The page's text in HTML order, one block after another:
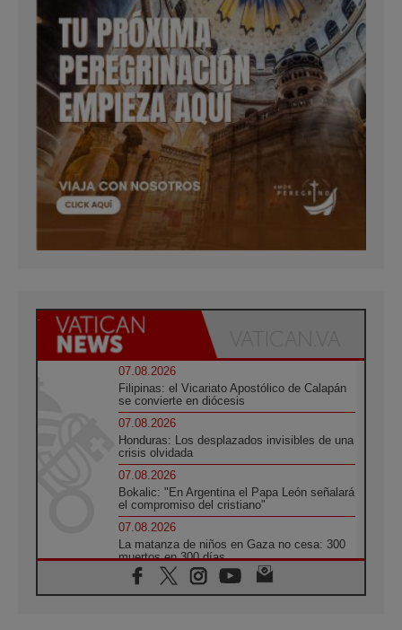
07.08.2026
Filipinas: el Vicariato Apostólico de Calapán
se convierte en diócesis
07.08.2026
Honduras: Los desplazados invisibles de una
crisis olvidada
07.08.2026
Bokalic: "En Argentina el Papa León señalará
el compromiso del cristiano"
07.08.2026
La matanza de niños en Gaza no cesa: 300
muertos en 300 días
07.08.2026
Tagle: La guerra desfigura el mundo, solo la